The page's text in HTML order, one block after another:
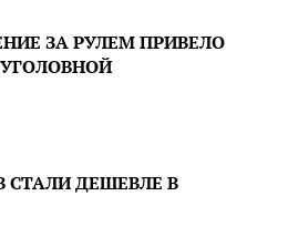
ЗА РУЛЕМ ПРИВЕЛО
СТАЛИ ДЕШЕВЛЕ В